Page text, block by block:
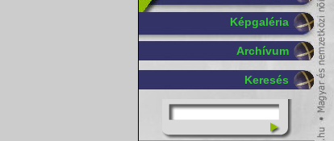
Képgaléria
Archívum
Keresés